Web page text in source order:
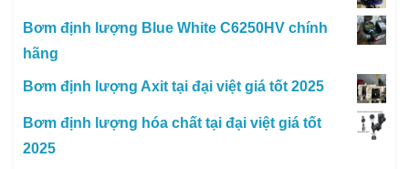
Bơm định lượng Blue White C6250HV chính
hãng
Bơm định lượng Axit tại đại việt giá tốt 2025
Bơm định lượng hóa chất tại đại việt giá tốt
2025